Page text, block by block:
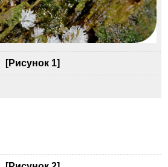
[Рисунок 1]